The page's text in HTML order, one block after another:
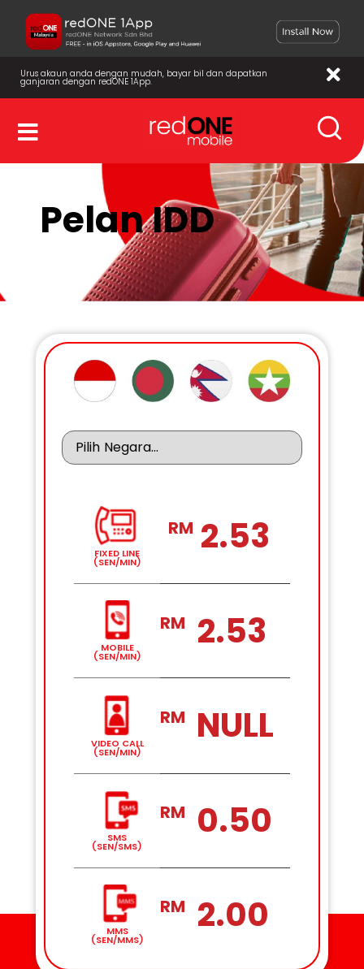
Urus akaun anda dengan mudah, bayar bil dan dapatkan
ganjaran dengan redONE 1App.
Pelan IDD
FIXED LINE
(SEN/MIN)
RM 2.53
MOBILE
(SEN/MIN)
RM 2.53
VIDEO CALL
(SEN/MIN)
RM NULL
SMS
(SEN/SMS)
RM 0.50
MMS
(SEN/MMS)
RM 2.00